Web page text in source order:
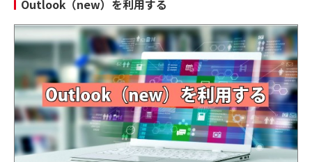
Outlook（new）を利用する